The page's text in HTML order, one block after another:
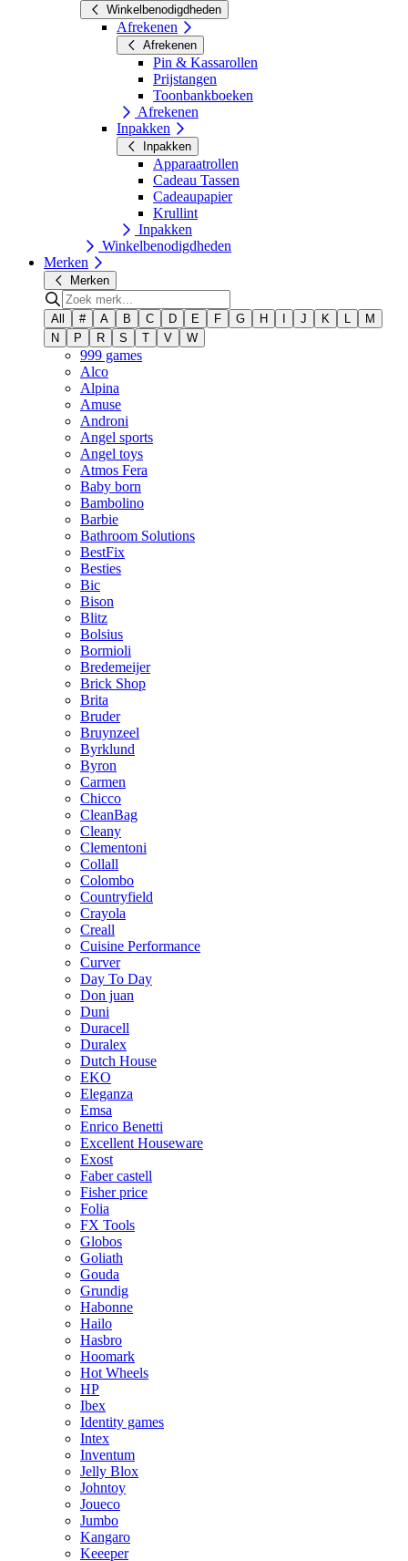
Winkelbenodigdheden
Afrekenen
Afrekenen
Pin & Kassarollen
Prijstangen
Toonbankboeken
Afrekenen
Inpakken
Inpakken
Apparaatrollen
Cadeau Tassen
Cadeaupapier
Krullint
Inpakken
Winkelbenodigdheden
Merken
Merken
All # A B C D E F G H J K L
M
N
P R S T V W
999 games
Alco
Alpina
Amuse
Androni
Angel sports
Angel toys
Atmos Fera
Baby born
Bambolino
Barbie
Bathroom Solutions
BestFix
Besties
Bic
Bison
Blitz
Bolsius
Bormioli
Bredemeijer
Brick Shop
Brita
Bruder
Bruynzeel
Byrklund
Byron
Carmen
Chicco
CleanBag
Cleany
Clementoni
Collall
Colombo
Countryfield
Crayola
Creall
Cuisine Performance
Curver
Day To Day
Don juan
Duni
Duracell
Duralex
Dutch House
EKO
Eleganza
Emsa
Enrico Benetti
Excellent Houseware
Exost
Faber castell
Fisher price
Folia
FX Tools
Globos
Goliath
Gouda
Grundig
Habonne
Hailo
Hasbro
Hoomark
Hot Wheels
HP
Ibex
Identity games
Intex
Inventum
Jelly Blox
Johntoy
Joueco
Jumbo
Kangaro
Keeeper